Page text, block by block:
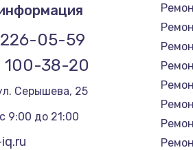
226-05-59
100-38-20
Серышева, 25
9:00 до 21:00